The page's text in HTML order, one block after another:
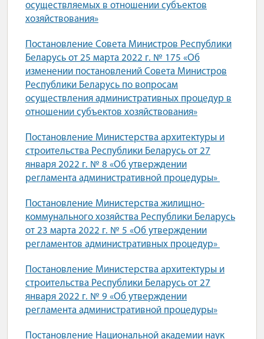
осуществляемых в отношении субъектов
хозяйствования»
Постановление Совета Министров Республики
Беларусь от 25 марта 2022 г. № 175 «Об
изменении постановлений Совета Министров
Республики Беларусь по вопросам
осуществления административных процедур в
отношении субъектов хозяйствования»
Постановление Министерства архитектуры и
строительства Республики Беларусь от 27
января 2022 г. № 8 «Об утверждении
регламента административной процедуры»
Постановление Министерства жилищно-
коммунального хозяйства Республики Беларусь
от 23 марта 2022 г. № 5 «Об утверждении
регламентов административных процедур»
Постановление Министерства архитектуры и
строительства Республики Беларусь от 27
января 2022 г. № 9 «Об утверждении
регламента административной процедуры»
Постановление Национальной академии наук